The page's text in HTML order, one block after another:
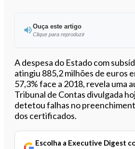
Ouça este artigo
Clique para reproduzir
Ouvir este
A despesa do Estado com
atingiu 885,2 milhões de euros
57,3% face a 2018, revela uma
Tribunal de Contas divulgada
detetou falhas no
dos certificados.
Escolha a Executive Digest